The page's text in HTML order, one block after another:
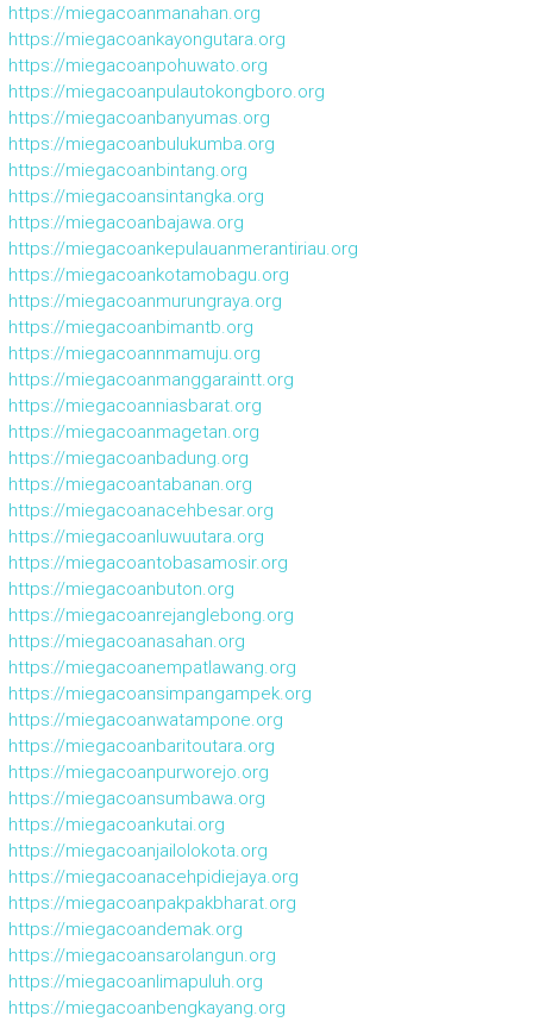
https://miegacoanmanahan.org
https://miegacoankayongutara.org
https://miegacoanpohuwato.org
https://miegacoanpulautokongboro.org
https://miegacoanbanyumas.org
https://miegacoanbulukumba.org
https://miegacoanbintang.org
https://miegacoansintangka.org
https://miegacoanbajawa.org
https://miegacoankepulauanmerantiriau.org
https://miegacoankotamobagu.org
https://miegacoanmurungraya.org
https://miegacoanbimantb.org
https://miegacoannmamuju.org
https://miegacoanmanggaraintt.org
https://miegacoanniasbarat.org
https://miegacoanmagetan.org
https://miegacoanbadung.org
https://miegacoantabanan.org
https://miegacoanacehbesar.org
https://miegacoanluwuutara.org
https://miegacoantobasamosir.org
https://miegacoanbuton.org
https://miegacoanrejanglebong.org
https://miegacoanasahan.org
https://miegacoanempatlawang.org
https://miegacoansimpangampek.org
https://miegacoanwatampone.org
https://miegacoanbaritoutara.org
https://miegacoanpurworejo.org
https://miegacoansumbawa.org
https://miegacoankutai.org
https://miegacoanjailolokota.org
https://miegacoanacehpidiejaya.org
https://miegacoanpakpakbharat.org
https://miegacoandemak.org
https://miegacoansarolangun.org
https://miegacoanlimapuluh.org
https://miegacoanbengkayang.org